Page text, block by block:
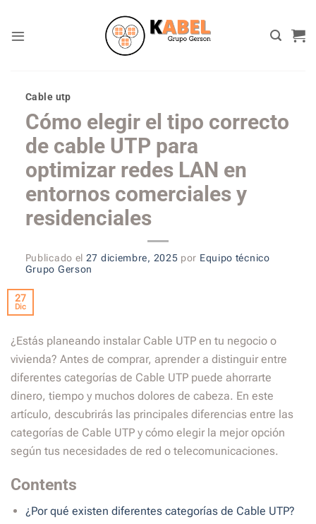
content
Cable utp
Cómo elegir el tipo correcto
de cable UTP para
optimizar redes LAN en
entornos comerciales y
residenciales
Publicado el 27 diciembre, 2025 por Equipo técnico
Grupo Gerson
27
Dic
¿Estás planeando instalar Cable UTP en tu negocio o
vivienda? Antes de comprar, aprender a distinguir entre
diferentes categorías de Cable UTP puede ahorrarte
dinero, tiempo y muchos dolores de cabeza. En este
artículo, descubrirás las principales diferencias entre las
categorías de Cable UTP y cómo elegir la mejor opción
según tus necesidades de red o telecomunicaciones.
Contents
¿Por qué existen diferentes categorías de Cable UTP?